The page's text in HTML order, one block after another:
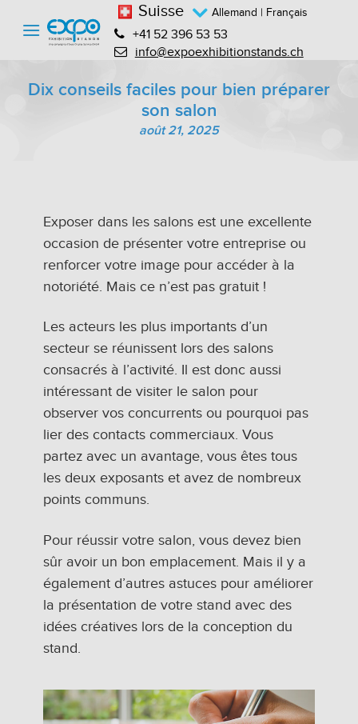
Suisse Allemand | Français
+41 52 396 53 53
info@expoexhibitionstands.ch
Dix conseils faciles pour bien préparer
son salon
août 21, 2025
Exposer dans les salons est une excellente
occasion de présenter votre entreprise ou
renforcer votre image pour accéder à la
notoriété. Mais ce n’est pas gratuit !
Les acteurs les plus importants d’un
secteur se réunissent lors des salons
consacrés à l’activité. Il est donc aussi
intéressant de visiter le salon pour
observer vos concurrents ou pourquoi pas
lier des contacts commerciaux. Vous
partez avec un avantage, vous êtes tous
les deux exposants et avez de nombreux
points communs.
Pour réussir votre salon, vous devez bien
sûr avoir un bon emplacement. Mais il y a
également d’autres astuces pour améliorer
la présentation de votre stand avec des
idées créatives lors de la conception du
stand.